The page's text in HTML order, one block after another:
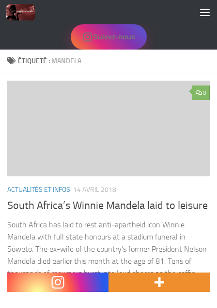
Skip to content
Suivez-nous
ÉTIQUETÉ : MANDELA
0
ACTUALITÉS ET INFOS 14 AVRIL 2018
South Africa’s Winnie Mandela laid to leisure
South Africa has laid to rest anti-apartheid icon Winnie
Mandela with full state honours at a stadium funeral in
Soweto. The ex-wife of the country’s former President Nelson
Mandela died earlier this month at the age of 81. Tens of
thousands of mourners burst into loud cheers as the coffin
carrying her remains was wheeled into the stadium, less…